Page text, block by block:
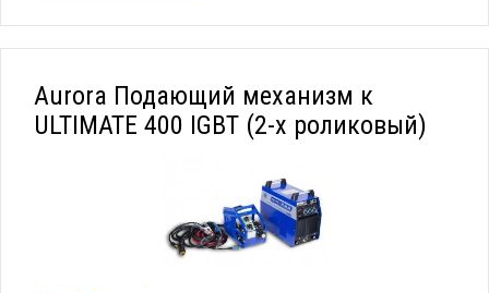
Aurora Подающий механизм к
ULTIMATE 400 IGBT (2-х роликовый)